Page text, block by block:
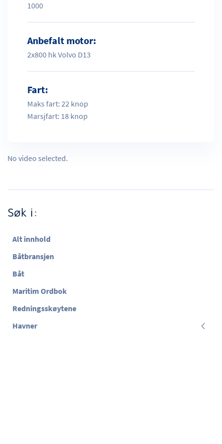
1000
Anbefalt motor:
2x800 hk Volvo D13
Fart:
Maks fart: 22 knop
Marsjfart: 18 knop
No video selected.
Søk i:
Alt innhold
Båtbransjen
Båt
Maritim Ordbok
Redningsskøytene
Havner